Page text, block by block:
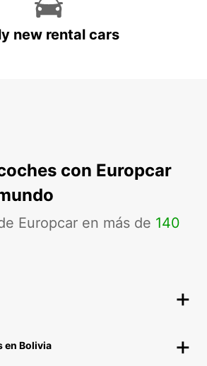
new rental cars
con Europcar
Europcar en más de 140
en Bolivia